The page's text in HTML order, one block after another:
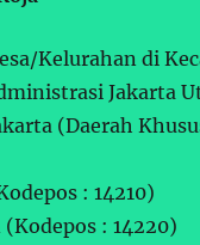
Kelurahan di
Jakarta
(Daerah
: 14210)
: 14220)